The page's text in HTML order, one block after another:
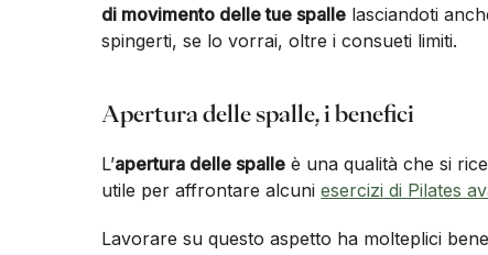
di movimento delle tue spalle lasciandoti
spingerti, se lo vorrai, oltre i consueti limiti.
Apertura delle spalle, i benefici
L’apertura delle spalle è una qualità che si
utile per affrontare alcuniesercizi di Pilates
Lavorare su questo aspetto ha molteplici